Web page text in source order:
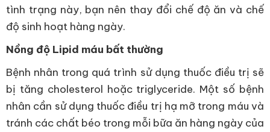
tình trạng này, bạn nên thay đổi chế độ ăn và chế
độ sinh hoạt hàng ngày.
Nồng độ Lipid máu bất thường
Bệnh nhân trong quá trình sử dụng thuốc điều trị sẽ
bị tăng cholesterol hoặc triglyceride. Một số bệnh
nhân cần sử dụng thuốc điều trị hạ mỡ trong máu và
tránh các chất béo trong mỗi bữa ăn hàng ngày của